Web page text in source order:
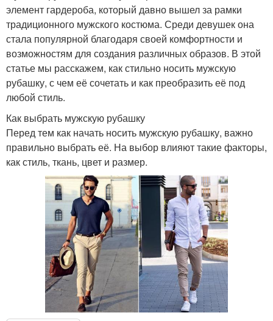
элемент гардероба, который давно вышел за рамки
традиционного мужского костюма. Среди девушек она
стала популярной благодаря своей комфортности и
возможностям для создания различных образов. В этой
статье мы расскажем, как стильно носить мужскую
рубашку, с чем её сочетать и как преобразить её под
любой стиль.
Как выбрать мужскую рубашку
Перед тем как начать носить мужскую рубашку, важно
правильно выбрать её. На выбор влияют такие факторы,
как стиль, ткань, цвет и размер.